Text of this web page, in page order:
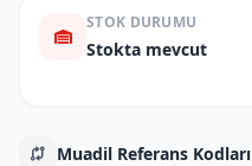
STOK DURUMU
Stokta mevcut
Muadil Referans Kodları